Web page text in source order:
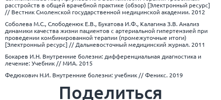
расстройств в общей врачебной практике (обзор) [Электронный ресурс]
// Вестник Смоленской государственной медицинской академии. 2012
Соболева М.С., Слободенюк Е.В., Букатова И.Ф., Калагина З.В. Анализ
динамики качества жизни пациентов с артериальной гипертензией при
проведении комбинированной терапии (промежуточные итоги)
[Электронный ресурс] // Дальневосточный медицинский журнал. 2011
Бокарев И.Н. Внутренние болезни: дифференциальная диагностика и
лечение: Учебник // МИА. 2015
Федюкович Н.И. Внутренние болезни: учебник // Феникс. 2019
Поделиться